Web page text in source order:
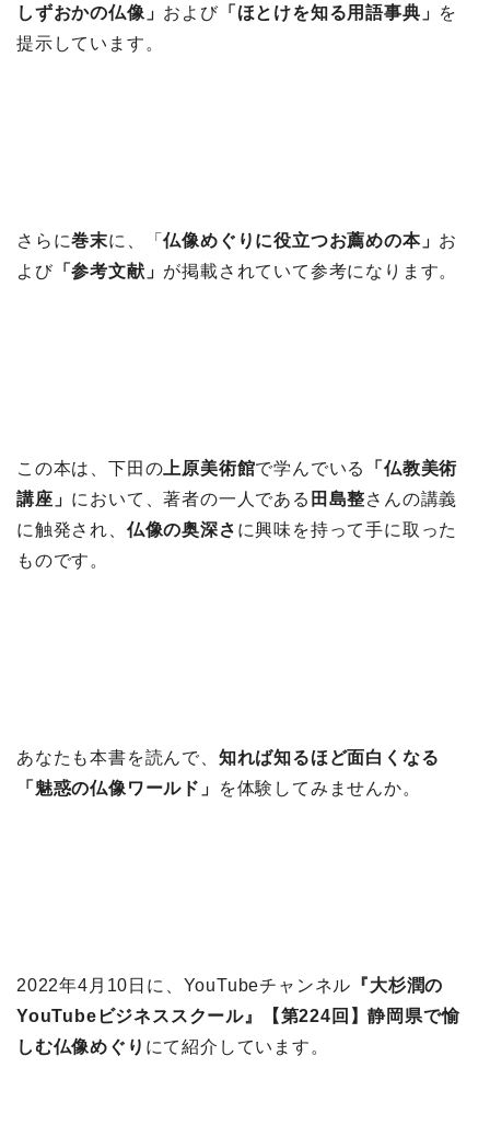
しずおかの仏像」 および「 ほとけを知る用語事典」 を
提示しています。
さらに巻末に、「仏像めぐりに役立つお薦めの本」 お
よび「参考文献」 が掲載されていて参考になります。
この本は、下田の 上原美術館で学んでいる
「仏教美術
講座」 において、著者の一人である 田島整さんの講義
に触発され、 仏像の奥深さ に興味を持って手に取った
ものです。
あなたも本書を読んで、 知れば知るほど面白くなる
「魅惑の仏像ワールド」
を体験してみませんか。
2022年4月10日に、YouTubeチャンネル 『大杉潤の
YouTubeビジネススクール』【第224回】静岡県で愉
しむ仏像めぐり にて紹介しています。